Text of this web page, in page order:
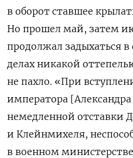
в оборот ставшее
Но прошел май, затем
продолжал задыхаться
делах никакой
не пахло. «При
императора [Александра
немедленной отставки
и Клейнмихеля,
в военном